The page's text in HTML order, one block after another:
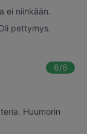
ei niinkään.
pettymys.
6/6
Huumorin